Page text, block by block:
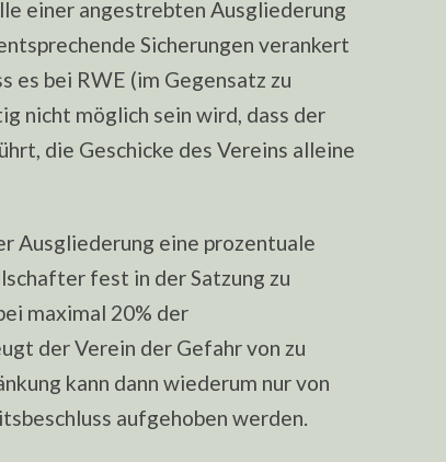
einer angestrebten Ausgliederung
Sicherungen verankert
es bei RWE (im Gegensatz zu
nicht möglich sein wird, dass der
die Geschicke des Vereins alleine
Ausgliederung eine prozentuale
fest in der Satzung zu
maximal 20% der
der Verein der Gefahr von zu
kann dann wiederum nur von
aufgehoben werden.